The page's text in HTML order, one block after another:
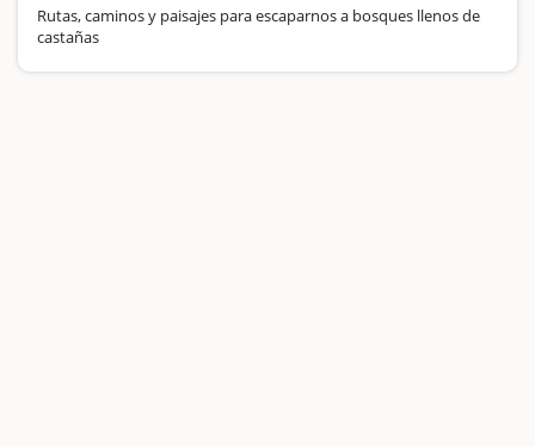
Rutas, caminos y paisajes para escaparnos a bosques llenos de
castañas